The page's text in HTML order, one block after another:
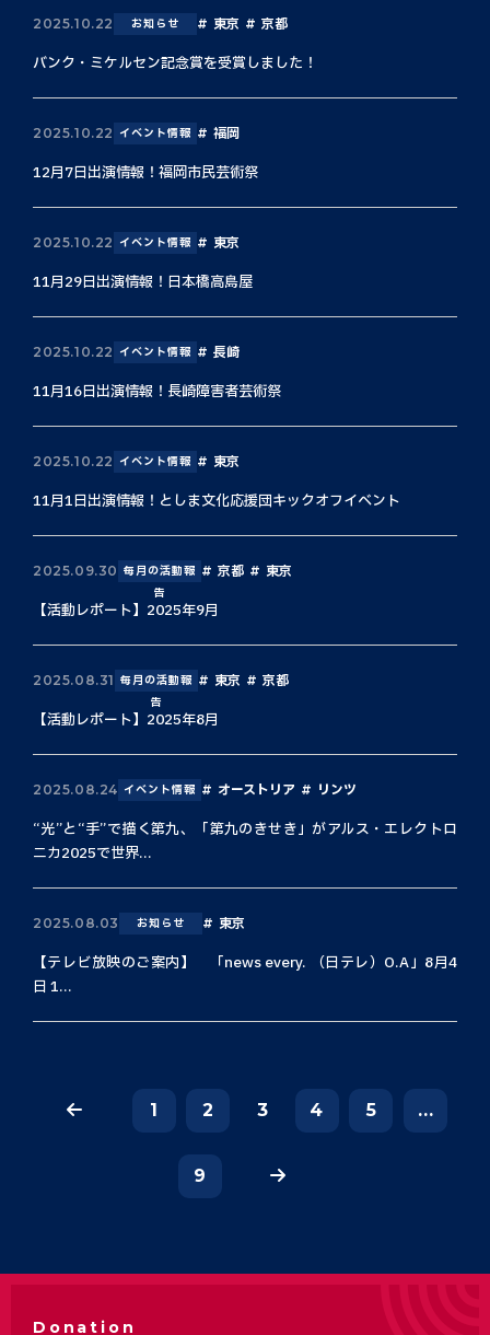
2025.10.22 お知らせ 東京 京都
バンク・ミケルセン記念賞を受賞しました！
2025.10.22 イベント情報 福岡
12月7日出演情報！福岡市民芸術祭
2025.10.22 イベント情報 東京
11月29日出演情報！日本橋高島屋
2025.10.22 イベント情報 長崎
11月16日出演情報！長崎障害者芸術祭
2025.10.22 イベント情報 東京
11月1日出演情報！としま文化応援団キックオフイベント
2025.09.30 毎月の活動報
告
京都 東京
【活動レポート】2025年9月
2025.08.31 毎月の活動報
告
東京 京都
【活動レポート】2025年8月
2025.08.24 イベント情報 オーストリア リンツ
“光”と“手”で描く第九、「第九のきせき」がアルス・エレクトロ
ニカ2025で世界...
2025.08.03 お知らせ 東京
【テレビ放映のご案内】 「news every. （日テレ）O.A」8月4
日 1...
1 2 3 4 5 ...
9
Donation